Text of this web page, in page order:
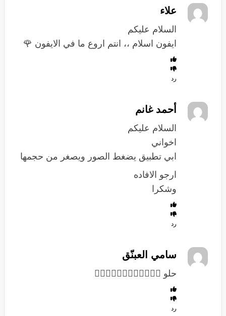
علاء
السلام عليكم
ايفون اسلام ،، انتم اروع ما في الايفون 🌹
رد
أحمد غانم
السلام عليكم
اخواني
ابي تطبيق يضغط الصور ويصغر من حجمها
ارجو الافاده
وشكرا
رد
سامي العبنّق
حلو 👍🏻👍🏻👍🏻👌🏻👌🏻👌🏻
رد